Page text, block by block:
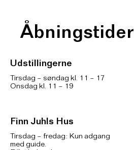
Åbningstider
Udstillingerne
Tirsdag – søndag kl. 11 – 17
Onsdag kl. 11 – 19
Finn Juhls Hus
Tirsdag – fredag: Kun adgang
med guide.